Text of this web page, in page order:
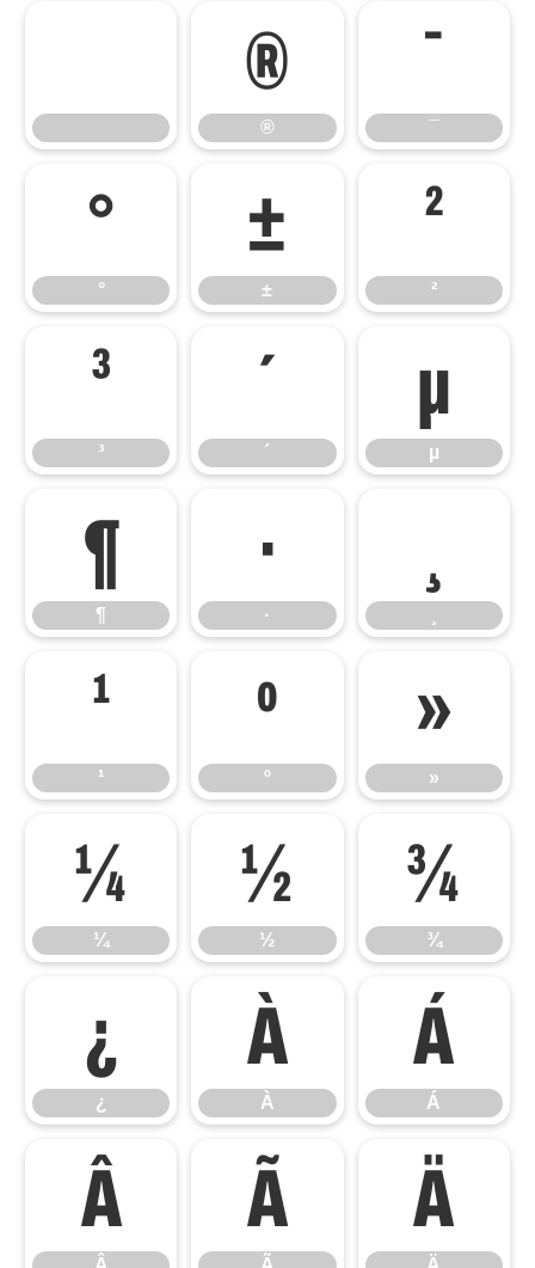
®
®
¯
¯
°
°
±
±
²
²
³
³
´
´
µ
µ
¶
¶
·
·
¸
¹
¹
º
º
»
»
¼
¼
½
½
¾
¾
¿
¿
À
À
Á
Á
Â Ã Ä